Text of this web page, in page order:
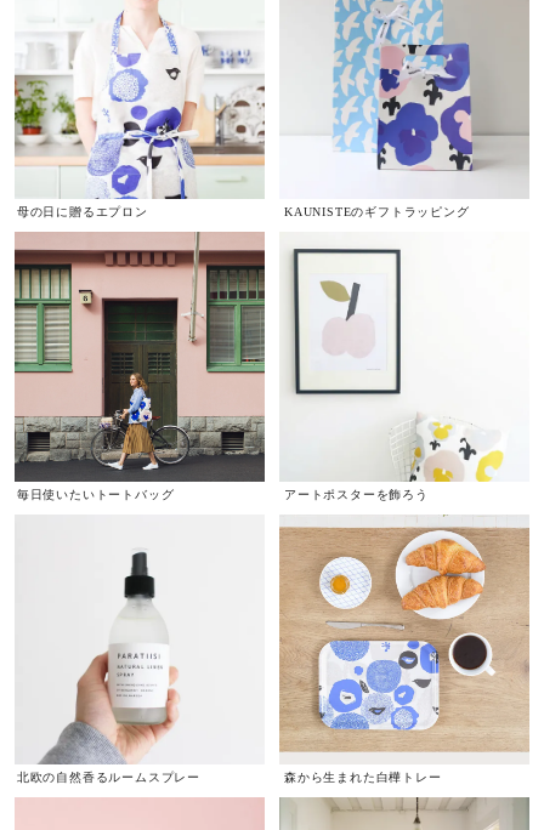
母の日に贈るエプロン KAUNISTEのギフトラッピング
毎日使いたいトートバッグ アートポスターを飾ろう
北欧の自然香るルームスプレー 森から生まれた白樺トレー